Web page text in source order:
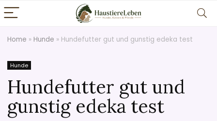
Home » Hunde » Hundefutter gut und gunstig edeka test
Hunde
Hundefutter gut und
gunstig edeka test